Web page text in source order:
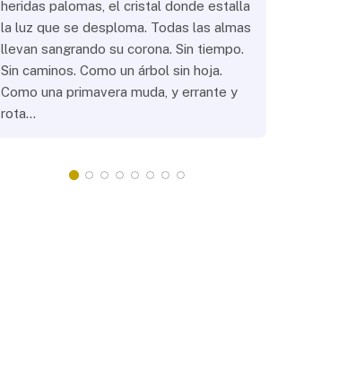
heridas palomas, el cristal donde estalla
la luz que se desploma. Todas las almas
llevan sangrando su corona. Sin tiempo.
Sin caminos. Como un árbol sin hoja.
Como una primavera muda, y errante y
rota…